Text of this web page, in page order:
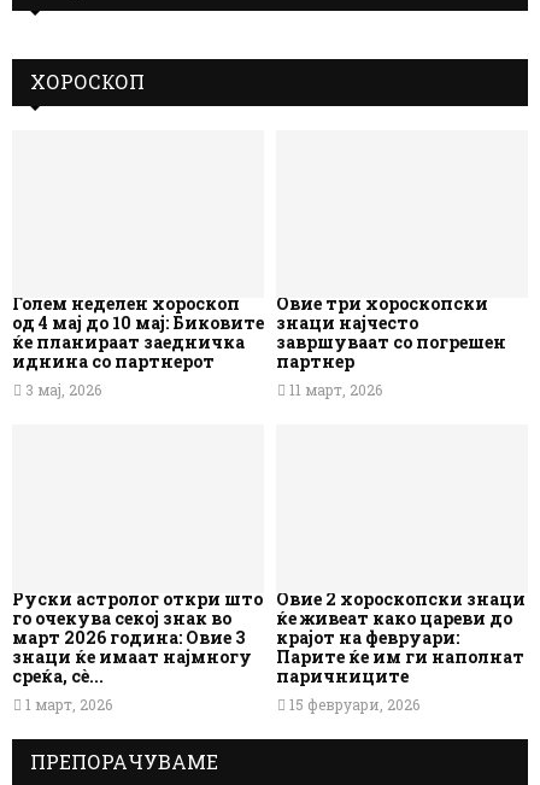
ХОРОСКОП
Голем неделен хороскоп
од 4 мај до 10 мај: Биковите
ќе планираат заедничка
иднина со партнерот
3 мај, 2026
Овие три хороскопски
знаци најчесто
завршуваат со погрешен
партнер
11 март, 2026
Руски астролог откри што
го очекува секој знак во
март 2026 година: Овие 3
знаци ќе имаат најмногу
среќа, сè...
1 март, 2026
Овие 2 хороскопски знаци
ќе живеат како цареви до
крајот на февруари:
Парите ќе им ги наполнат
паричниците
15 февруари, 2026
ПРЕПОРАЧУВАМЕ